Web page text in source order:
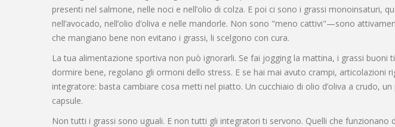
presenti nel salmone, nelle noci e nell’olio di colza. E poi ci sono i grassi monoinsaturi,
nell’avocado, nell’olio d’oliva e nelle mandorle. Non sono "meno cattivi"—sono
che mangiano bene non evitano i grassi, li scelgono con cura.
La tua alimentazione sportiva non può ignorarli. Se fai jogging la mattina, i grassi
dormire bene, regolano gli ormoni dello stress. E se hai mai avuto crampi,
integratore: basta cambiare cosa metti nel piatto. Un cucchiaio di olio d’oliva a crudo,
capsule.
Non tutti i grassi sono uguali. E non tutti gli integratori ti servono. Quelli che